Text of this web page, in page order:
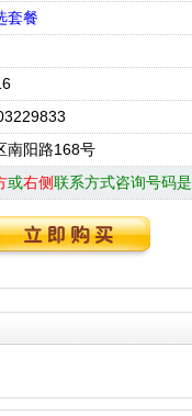
套餐
南阳路168号
或右侧联系方式咨询号码